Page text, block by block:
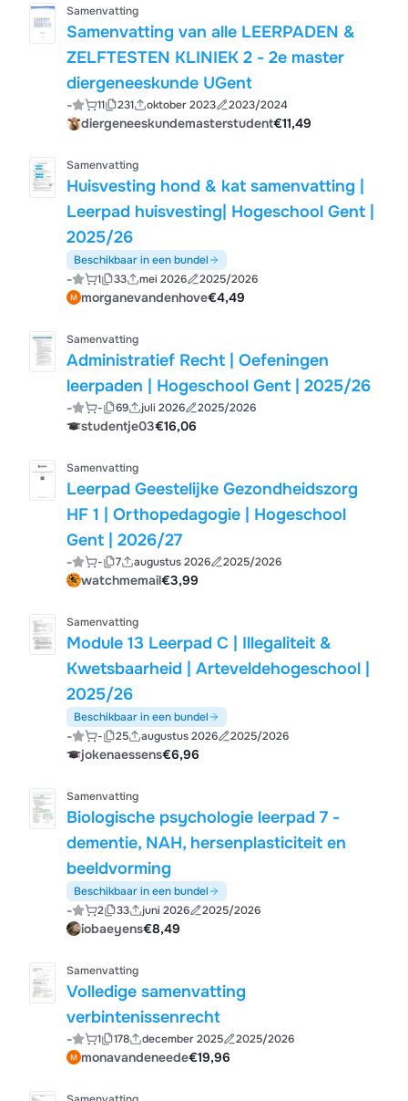
Samenvatting
Samenvatting van alle LEERPADEN &
ZELFTESTEN KLINIEK 2 - 2e master
diergeneeskunde UGent
- 11 231 oktober 2023 2023/2024
diergeneeskundemasterstudent€11,49
Samenvatting
Huisvesting hond & kat samenvatting |
Leerpad huisvesting| Hogeschool Gent |
2025/26
Beschikbaar in een bundel
- 1 33 mei 2026 2025/2026
morganevandenhove€4,49
Samenvatting
Administratief Recht | Oefeningen
leerpaden | Hogeschool Gent | 2025/26
- - 69 juli 2026 2025/2026
studentje03€16,06
Samenvatting
Leerpad Geestelijke Gezondheidszorg
HF 1 | Orthopedagogie | Hogeschool
Gent | 2026/27
- - 7 augustus 2026 2025/2026
watchmemail€3,99
Samenvatting
Module 13 Leerpad C | Illegaliteit &
Kwetsbaarheid | Arteveldehogeschool |
2025/26
Beschikbaar in een bundel
- - 25 augustus 2026 2025/2026
jokenaessens€6,96
Samenvatting
Biologische psychologie leerpad 7 -
dementie, NAH, hersenplasticiteit en
beeldvorming
Beschikbaar in een bundel
- 2 33 juni 2026 2025/2026
iobaeyens€8,49
Samenvatting
Volledige samenvatting
verbintenissenrecht
- 1 178 december 2025 2025/2026
monavandeneede€19,96